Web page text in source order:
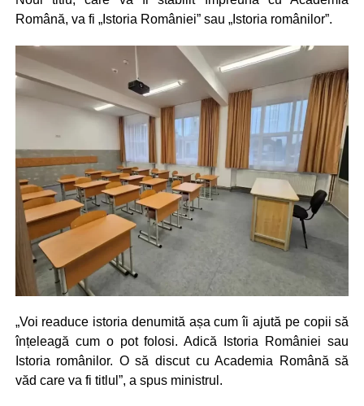
Română, va fi „Istoria României” sau „Istoria românilor”.
„Voi readuce istoria denumită așa cum îi ajută pe copii să
înțeleagă cum o pot folosi. Adică Istoria României sau
Istoria românilor. O să discut cu Academia Română să
văd care va fi titlul”, a spus ministrul.